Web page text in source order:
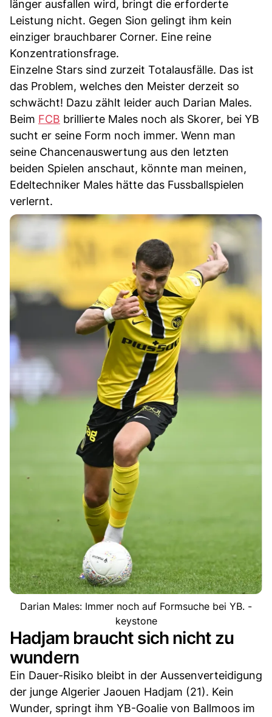
länger ausfallen wird, bringt die erforderte
Leistung nicht. Gegen Sion gelingt ihm kein
einziger brauchbarer Corner. Eine reine
Konzentrationsfrage.
Einzelne Stars sind zurzeit Totalausfälle. Das ist
das Problem, welches den Meister derzeit so
schwächt! Dazu zählt leider auch Darian Males.
Beim FCB brillierte Males noch als Skorer, bei YB
sucht er seine Form noch immer. Wenn man
seine Chancenauswertung aus den letzten
beiden Spielen anschaut, könnte man meinen,
Edeltechniker Males hätte das Fussballspielen
verlernt.
Darian Males: Immer noch auf Formsuche bei YB. -
keystone
Hadjam braucht sich nicht zu
wundern
Ein Dauer-Risiko bleibt in der Aussenverteidigung
der junge Algerier Jaouen Hadjam (21). Kein
Wunder, springt ihm YB-Goalie von Ballmoos im